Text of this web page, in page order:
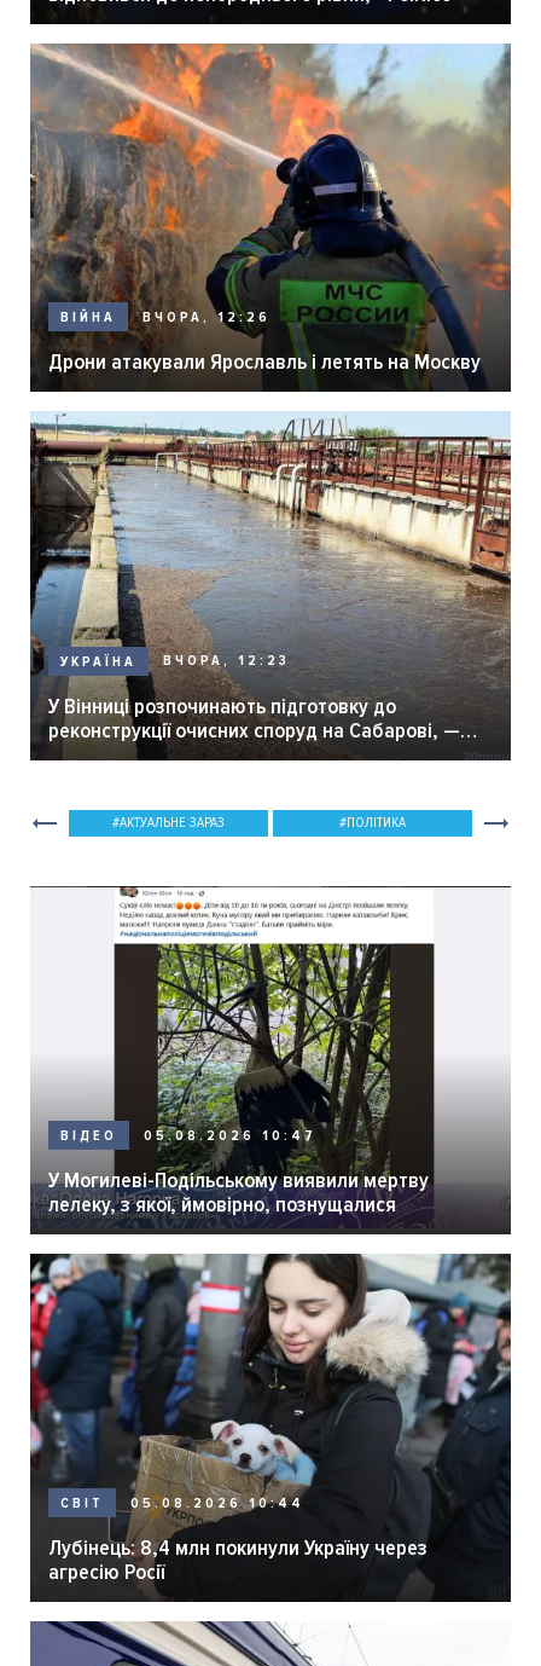
ВІЙНА ВЧОРА, 12:26
Дрони атакували Ярославль і летять на Москву
УКРАЇНА ВЧОРА, 12:23
У Вінниці розпочинають підготовку до
реконструкції очисних споруд на Сабарові, —
мер Вінниці.
АКТУАЛЬНЕ ЗАРАЗ ПОЛІТИКА
ВІДЕО 05.08.2026 10:47
У Могилеві-Подільському виявили мертву
лелеку, з якої, ймовірно, познущалися
СВІТ 05.08.2026 10:44
Лубінець: 8,4 млн покинули Україну через
агресію Росії